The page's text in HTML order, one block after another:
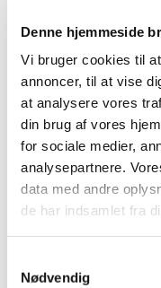
Denne hjemmeside
Vi bruger cookies til
annoncer, til at vise
at analysere vores
din brug af vores
for sociale medier,
analysepartnere.
data med andre
de har indsamlet fra
Nødvendig
Tirsdag d. 6.
SEF,
Auditoriet).
Livestream fra
Deltagelse er gratis,
I verdenshavene
hemmeligt liv. Men